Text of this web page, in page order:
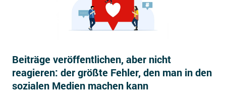
Beiträge veröffentlichen, aber nicht
reagieren: der größte Fehler, den man in den
sozialen Medien machen kann